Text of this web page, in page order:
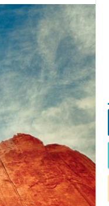
っていることにメリット
ド。例えば、アメリカ
供している特典（海外旅
料宿泊など）は持ってい
ります。 とはいえ「あな
キスプレス・カードを持
ますか？この記事は初め
プレスのクレジットカー
メリットがあるか否かの
ら言うと「これまでの海
させるクレカ」それが
きを読む